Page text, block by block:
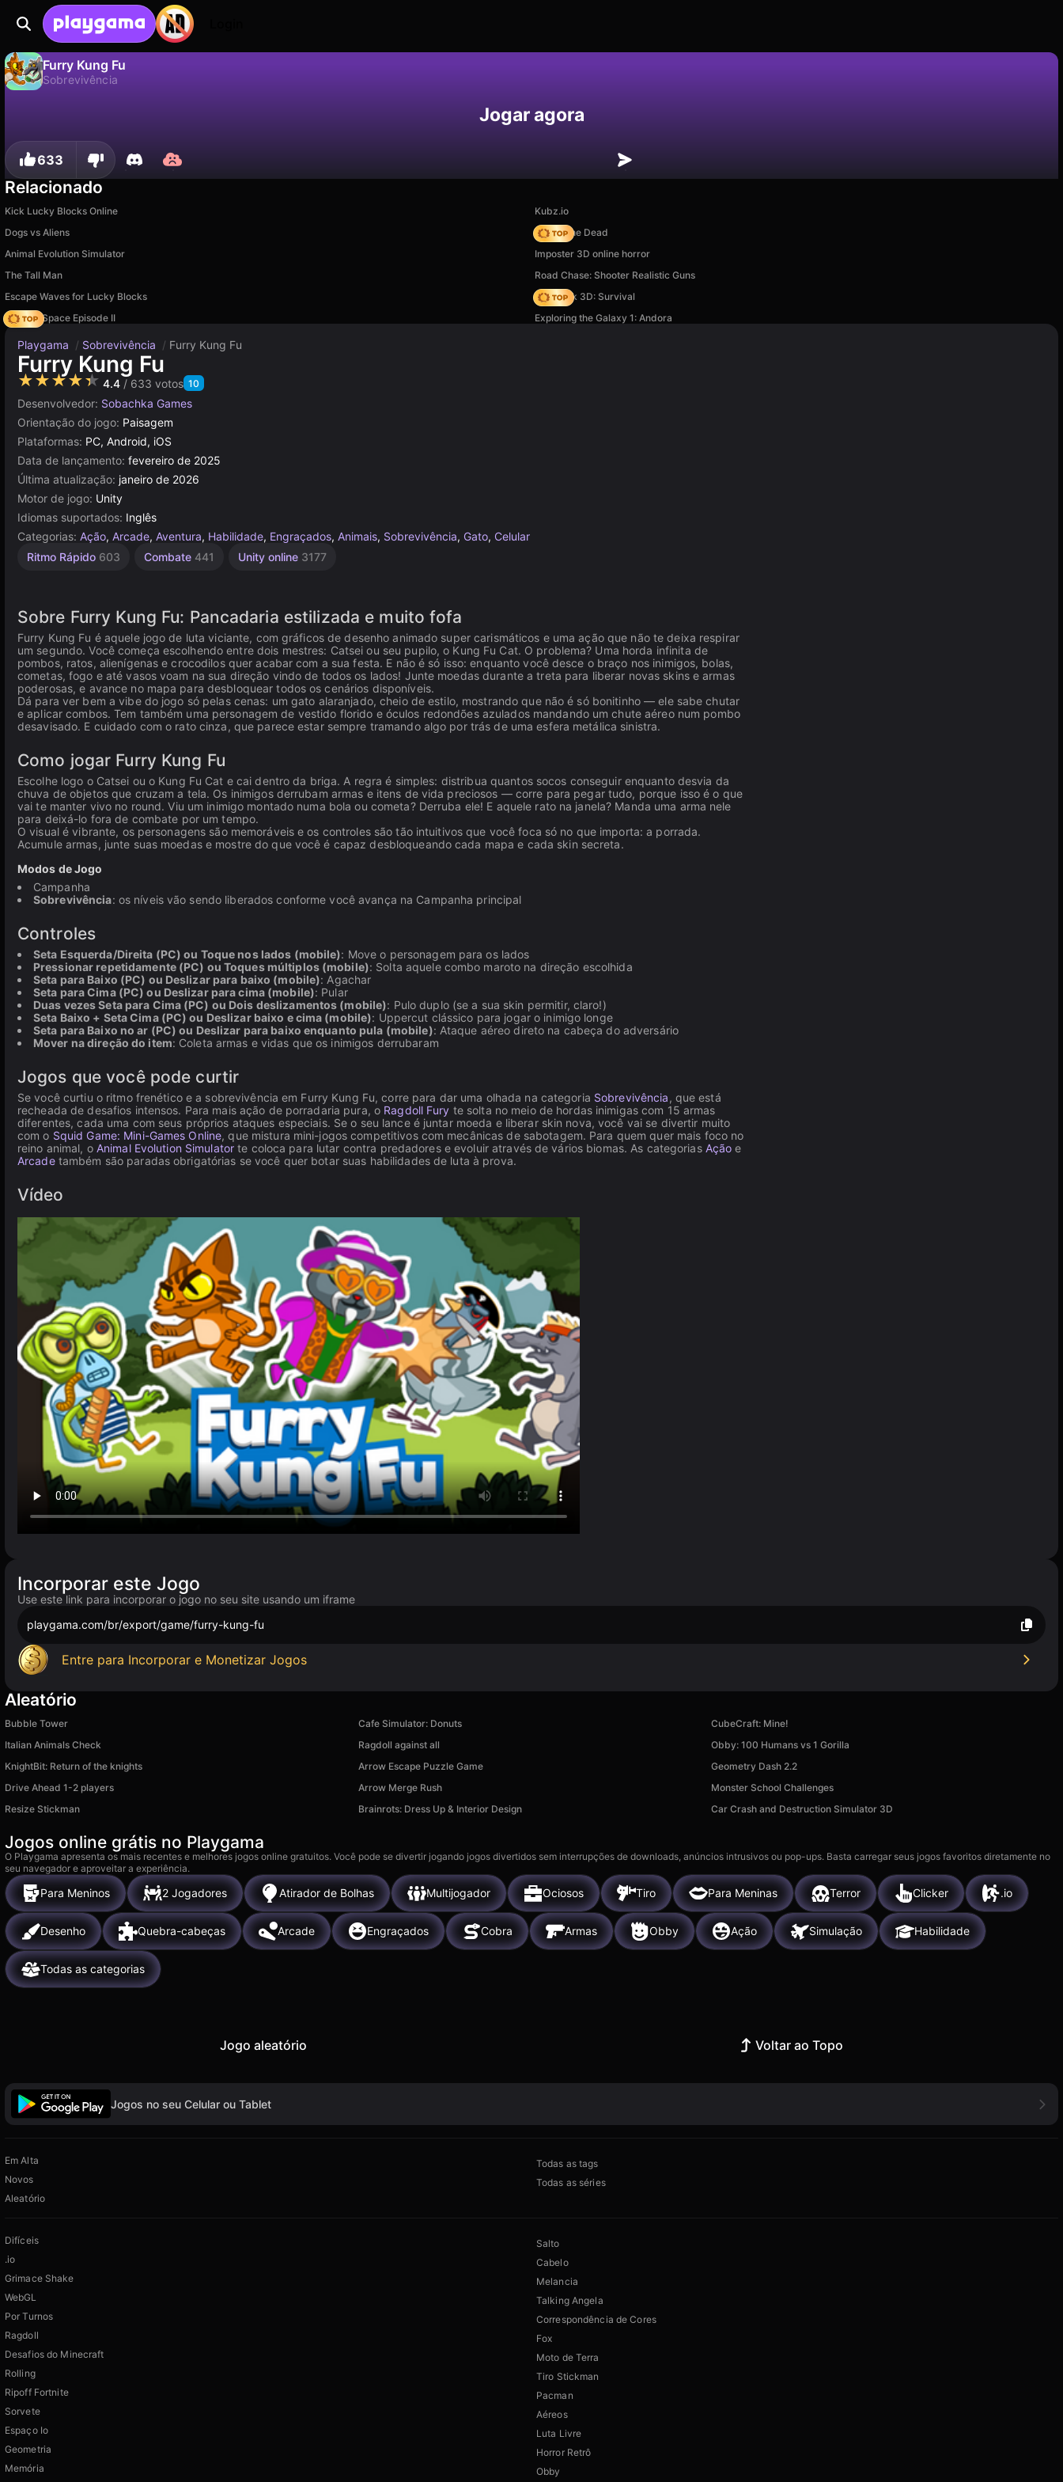
Furry Kung Fu
Sobrevivência
Jogar agora
633
Relacionado
Kick Lucky Blocks Online
Kubz.io
Dogs vs Aliens
Rise of the Dead
Animal Evolution Simulator
Imposter 3D online horror
The Tall Man
Road Chase: Shooter Realistic Guns
Escape Waves for Lucky Blocks
Skyblock 3D: Survival
Zombie Space Episode II
Exploring the Galaxy 1: Andora
Playgama / Sobrevivência / Furry Kung Fu
Furry Kung Fu
★★★★★ 4.4 / 633 votos 10
Desenvolvedor: Sobachka Games
Orientação do jogo: Paisagem
Plataformas: PC, Android, iOS
Data de lançamento: fevereiro de 2025
Última atualização: janeiro de 2026
Motor de jogo: Unity
Idiomas suportados: Inglês
Categorias: Ação, Arcade, Aventura, Habilidade, Engraçados, Animais, Sobrevivência, Gato, Celular
Ritmo Rápido 603 Combate 441 Unity online 3177
Sobre Furry Kung Fu: Pancadaria estilizada e muito fofa
Furry Kung Fu é aquele jogo de luta viciante, com gráficos de desenho animado super carismáticos e uma ação que não te deixa respirar
um segundo. Você começa escolhendo entre dois mestres: Catsei ou seu pupilo, o Kung Fu Cat. O problema? Uma horda infinita de
pombos, ratos, alienígenas e crocodilos quer acabar com a sua festa. E não é só isso: enquanto você desce o braço nos inimigos, bolas,
cometas, fogo e até vasos voam na sua direção vindo de todos os lados! Junte moedas durante a treta para liberar novas skins e armas
poderosas, e avance no mapa para desbloquear todos os cenários disponíveis.
Dá para ver bem a vibe do jogo só pelas cenas: um gato alaranjado, cheio de estilo, mostrando que não é só bonitinho — ele sabe chutar
e aplicar combos. Tem também uma personagem de vestido florido e óculos redondões azulados mandando um chute aéreo num pombo
desavisado. E cuidado com o rato cinza, que parece estar sempre tramando algo por trás de uma esfera metálica sinistra.
Como jogar Furry Kung Fu
Escolhe logo o Catsei ou o Kung Fu Cat e cai dentro da briga. A regra é simples: distribua quantos socos conseguir enquanto desvia da
chuva de objetos que cruzam a tela. Os inimigos derrubam armas e itens de vida preciosos — corre para pegar tudo, porque isso é o que
vai te manter vivo no round. Viu um inimigo montado numa bola ou cometa? Derruba ele! E aquele rato na janela? Manda uma arma nele
para deixá-lo fora de combate por um tempo.
O visual é vibrante, os personagens são memoráveis e os controles são tão intuitivos que você foca só no que importa: a porrada.
Acumule armas, junte suas moedas e mostre do que você é capaz desbloqueando cada mapa e cada skin secreta.
Modos de Jogo
Campanha
Sobrevivência: os níveis vão sendo liberados conforme você avança na Campanha principal
Controles
Seta Esquerda/Direita (PC) ou Toque nos lados (mobile): Move o personagem para os lados
Pressionar repetidamente (PC) ou Toques múltiplos (mobile): Solta aquele combo maroto na direção escolhida
Seta para Baixo (PC) ou Deslizar para baixo (mobile): Agachar
Seta para Cima (PC) ou Deslizar para cima (mobile): Pular
Duas vezes Seta para Cima (PC) ou Dois deslizamentos (mobile): Pulo duplo (se a sua skin permitir, claro!)
Seta Baixo + Seta Cima (PC) ou Deslizar baixo e cima (mobile): Uppercut clássico para jogar o inimigo longe
Seta para Baixo no ar (PC) ou Deslizar para baixo enquanto pula (mobile): Ataque aéreo direto na cabeça do adversário
Mover na direção do item: Coleta armas e vidas que os inimigos derrubaram
Jogos que você pode curtir
Se você curtiu o ritmo frenético e a sobrevivência em Furry Kung Fu, corre para dar uma olhada na categoria Sobrevivência, que está
recheada de desafios intensos. Para mais ação de porradaria pura, o Ragdoll Fury te solta no meio de hordas inimigas com 15 armas
diferentes, cada uma com seus próprios ataques especiais. Se o seu lance é juntar moeda e liberar skin nova, você vai se divertir muito
com o Squid Game: Mini-Games Online, que mistura mini-jogos competitivos com mecânicas de sabotagem. Para quem quer mais foco no
reino animal, o Animal Evolution Simulator te coloca para lutar contra predadores e evoluir através de vários biomas. As categorias Ação e
Arcadetambém são paradas obrigatórias se você quer botar suas habilidades de luta à prova.
Vídeo
Incorporar este Jogo
Use este link para incorporar o jogo no seu site usando um iframe
playgama.com/br/export/game/furry-kung-fu
Entre para Incorporar e Monetizar Jogos
Aleatório
Bubble Tower Cafe Simulator: Donuts
CubeCraft: Mine!
Italian Animals Check
Ragdoll against all
Obby: 100 Humans vs 1 Gorilla
KnightBit: Return of the knights
Arrow Escape Puzzle Game
Geometry Dash 2.2
Drive Ahead 1-2 players
Arrow Merge Rush
Monster School Challenges
Resize Stickman
Brainrots: Dress Up & Interior Design Car Crash and Destruction Simulator 3D
Jogos online grátis no Playgama
O Playgama apresenta os mais recentes e melhores jogos online gratuitos. Você pode se divertir jogando jogos divertidos sem interrupções de downloads, anúncios intrusivos ou pop-ups. Basta carregar seus jogos favoritos diretamente no
seu navegador e aproveitar a experiência.
Para Meninos 2 Jogadores Atirador de Bolhas Multijogador Ociosos Tiro Para Meninas Terror Clicker .io
Desenho Quebra-cabeças Arcade Engraçados Cobra Armas Obby Ação Simulação Habilidade
Todas as categorias
Jogo aleatório Voltar ao Topo
Jogos no seu Celular ou Tablet
Em Alta
Novos
Aleatório
Todas as tags
Todas as séries
Difíceis
.io
Grimace Shake
WebGL
Por Turnos
Ragdoll
Desafios do Minecraft
Rolling
Ripoff Fortnite
Sorvete
Espaço Io
Geometria
Memória
Salto
Cabelo
Melancia
Talking Angela
Correspondência de Cores
Fox
Moto de Terra
Tiro Stickman
Pacman
Aéreos
Luta Livre
Horror Retrô
Obby